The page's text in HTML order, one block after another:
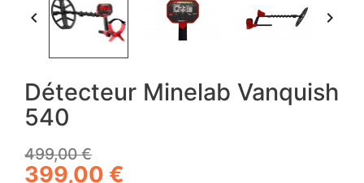
 
Détecteur Minelab Vanquish
540
499,00 €
399,00 €